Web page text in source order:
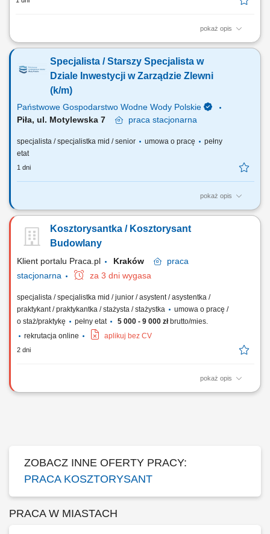
pokaż opis
Obowiązki: Analiza techniczna oraz organizacyjna zapytań ofertowych
przygotowywanie ofert techniczno-handlowych po polsku i angielsku;
Pozyskiwanie, weryfikacja oraz porównywanie ofert od
podwykonawców i dostawców urządzeń;...
Specjalista / Starszy Specjalista w
Dziale Inwestycji w Zarządzie Zlewni
(k/m)
Państwowe Gospodarstwo Wodne Wody Polskie
Piła, ul. Motylewska 7
praca stacjonarna
specjalista / specjalistka mid / senior umowa o pracę
pełny
etat
1 dni
pokaż opis
OSOBA NA TYM STANOWISKU BĘDZIE ODPOWIEDZIALNA ZA:
realizacji i rozliczania projektów, monitoring i koordynację realizacji
zadań inwestycyjnych w zakresie zgodności z obowiązującymi
Kosztorysantka / Kosztorysant
Budowlany
Klient portalu Praca.pl Kraków
praca
stacjonarna
za 3 dni wygasa
specjalista / specjalistka mid / junior / asystent / asystentka /
praktykant / praktykantka / stażysta / stażystka
umowa o pracę /
o staż/praktykę
pełny etat 5 000 - 9 000 złbrutto/mies.
rekrutacja online
aplikuj bez CV
2 dni
pokaż opis
Analiza dokumentacji technicznej i przetargowej dotyczącej
ZOBACZ INNE OFERTY PRACY:
PRACA KOSZTORYSANT
PRACA W MIASTACH